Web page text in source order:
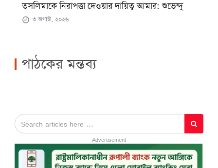
তসলিমাকে নিরাপত্তা দেওয়ার দায়িত্ব আমার: শুভেন্দু
৩ অগাস্ট, ২০২৬
পাঠকের মন্তব্য
- Advertisement -